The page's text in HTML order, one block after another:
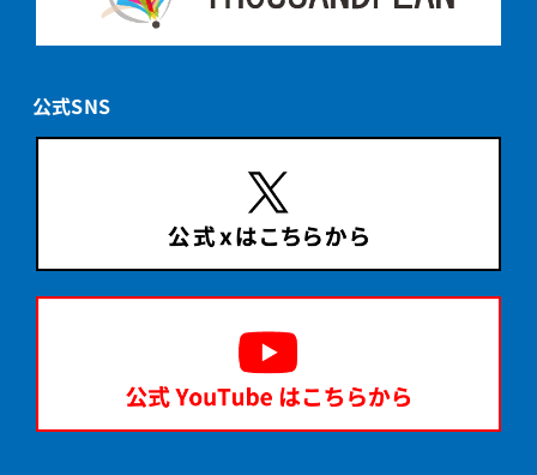
公式SNS